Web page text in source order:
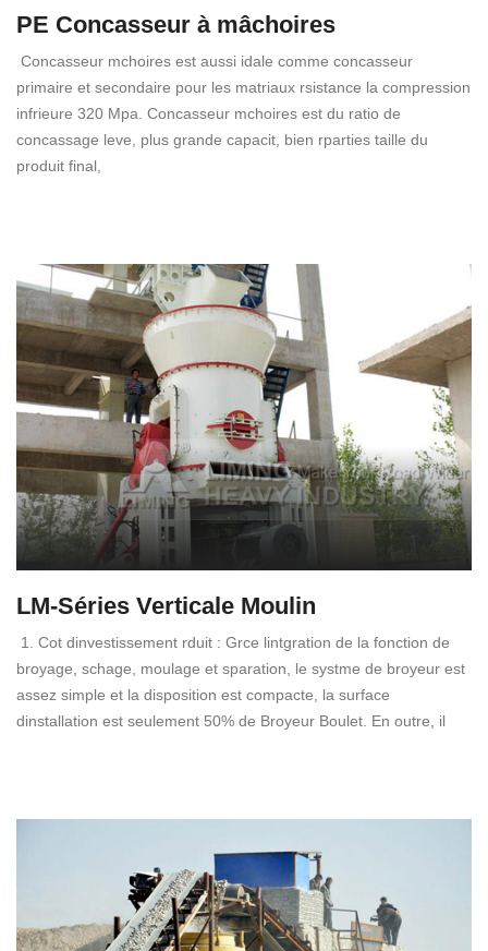
PE Concasseur à mâchoires
Concasseur mchoires est aussi idale comme concasseur
primaire et secondaire pour les matriaux rsistance la compression
infrieure 320 Mpa. Concasseur mchoires est du ratio de
concassage leve, plus grande capacit, bien rparties taille du
produit final,
LM-Séries Verticale Moulin
1. Cot dinvestissement rduit : Grce lintgration de la fonction de
broyage, schage, moulage et sparation, le systme de broyeur est
assez simple et la disposition est compacte, la surface
dinstallation est seulement 50% de Broyeur Boulet. En outre, il